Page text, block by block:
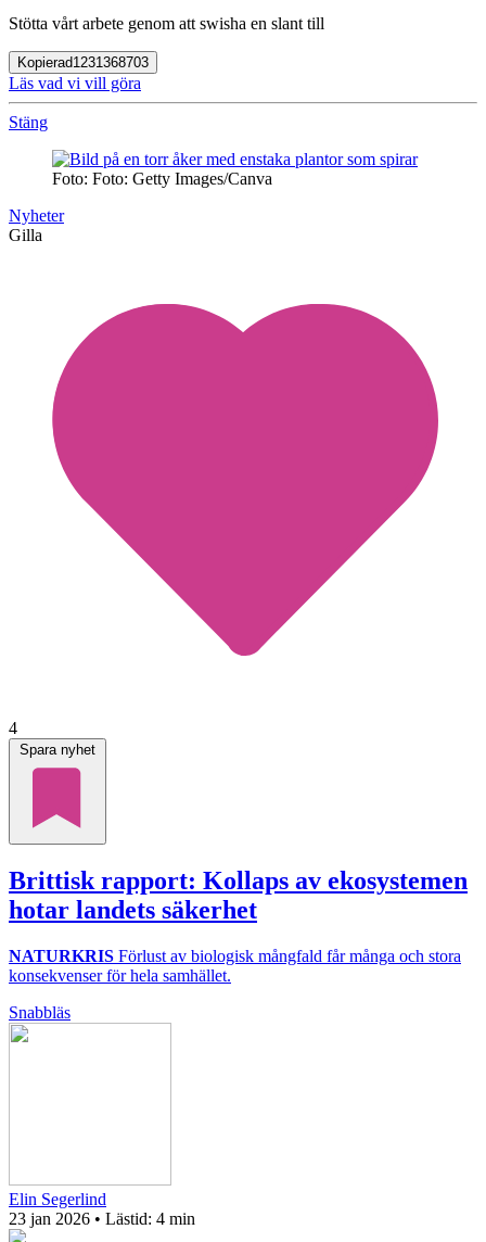
Stötta vårt arbete genom att swisha en slant till
Kopierad1231368703
Läs vad vi vill göra
Stäng
Foto: Foto: Getty Images/Canva
Nyheter
Gilla
4
Spara nyhet
Brittisk rapport: Kollaps av ekosystemen
hotar landets säkerhet
NATURKRIS Förlust av biologisk mångfald får många och stora
konsekvenser för hela samhället.
Snabbläs
Elin Segerlind
23 jan 2026 • Lästid: 4 min